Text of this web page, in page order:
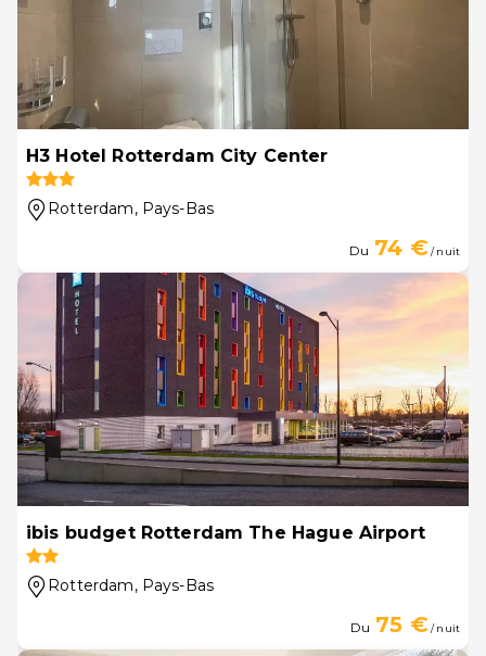
H3 Hotel Rotterdam City Center
Rotterdam, Pays-Bas
Du 74 €/ nuit
ibis budget Rotterdam The Hague Airport
Rotterdam, Pays-Bas
Du 75 €/ nuit